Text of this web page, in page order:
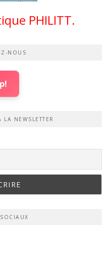
PHILITT.
NOUS
NEWSLETTER